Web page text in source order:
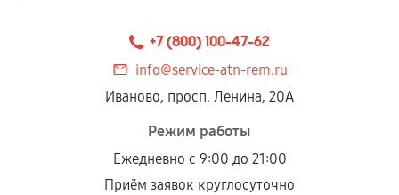
+7 (800) 100-47-62
info@service-atn-rem.ru
Иваново, просп. Ленина, 20А
Режим работы
Ежедневно с 9:00 до 21:00
Приём заявок круглосуточно